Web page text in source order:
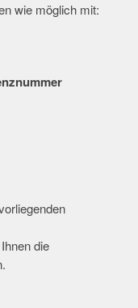
wie möglich mit:
die